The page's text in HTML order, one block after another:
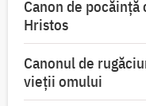
Canon de
Hristos
Canonul de
vieții omului